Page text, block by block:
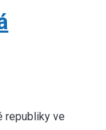
republiky ve